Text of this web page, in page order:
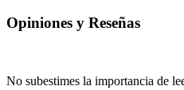
Opiniones y Reseñas
No subestimes la importancia de